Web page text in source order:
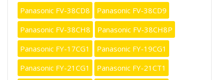
Panasonic FV-38CD8
Panasonic FV-38CD9
Panasonic FV-38CH8
Panasonic FV-38CH8P
Panasonic FY-17CG1
Panasonic FY-19CG1
Panasonic FY-21CG1
Panasonic FY-21CT1